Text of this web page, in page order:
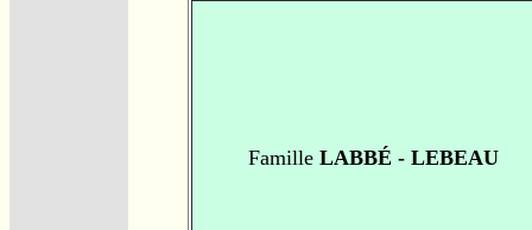
Famille LABBÉ - LEBEAU